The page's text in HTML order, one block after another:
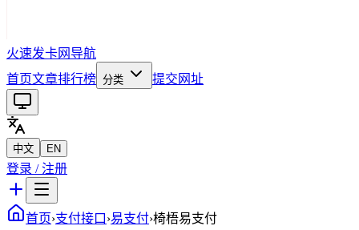
火速发卡网导航
首页文章排行榜 分类 提交网址
中文 EN
登录 / 注册
首页›支付接口 ›易支付›椅梧易支付